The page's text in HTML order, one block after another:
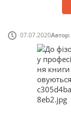
07.07.2020Автор: